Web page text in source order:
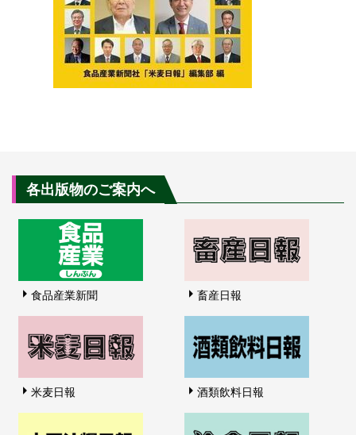
各出版物のご案内へ
食品産業新聞 畜産日報
米麦日報 酒類飲料日報